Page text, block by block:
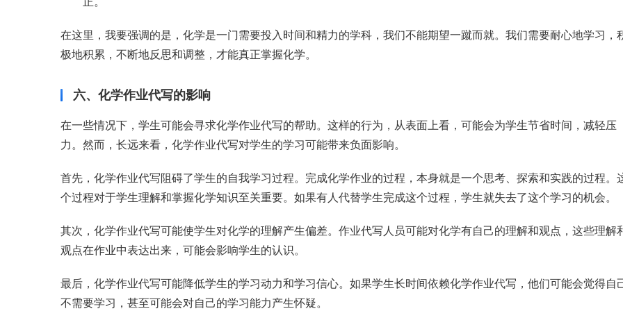
在这里，我要强调的是，化学是一门需要投入时间和精力的学科，我们不能期望一蹴而就。我们需要耐心地学习，
极地积累，不断地反思和调整，才能真正掌握化学。
六、化学作业代写的影响
在一些情况下，学生可能会寻求化学作业代写的帮助。这样的行为，从表面上看，可能会为学生节省时间，减轻压
力。然而，长远来看，化学作业代写对学生的学习可能带来负面影响。
首先，化学作业代写阻碍了学生的自我学习过程。完成化学作业的过程，本身就是一个思考、探索和实践的过程。
个过程对于学生理解和掌握化学知识至关重要。如果有人代替学生完成这个过程，学生就失去了这个学习的机会。
其次，化学作业代写可能使学生对化学的理解产生偏差。作业代写人员可能对化学有自己的理解和观点，这些理解
观点在作业中表达出来，可能会影响学生的认识。
最后，化学作业代写可能降低学生的学习动力和学习信心。如果学生长时间依赖化学作业代写，他们可能会觉得自
不需要学习，甚至可能会对自己的学习能力产生怀疑。